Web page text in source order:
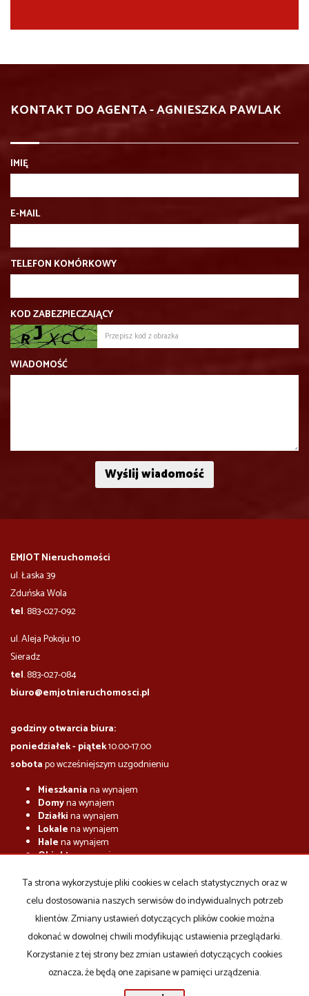
KONTAKT DO AGENTA - AGNIESZKA PAWLAK
IMIĘ
E-MAIL
TELEFON KOMÓRKOWY
KOD ZABEZPIECZAJĄCY
WIADOMOŚĆ
EMJOT Nieruchomości
ul. Łaska 39
Zduńska Wola
tel. 883-027-092
ul. Aleja Pokoju 10
​​​​​Sieradz
tel. 883-027-084
biuro@emjotnieruchomosci.pl
godziny otwarcia biura:
poniedziałek - piątek10.00-17.00
sobotapo wcześniejszym uzgodnieniu
Mieszkaniana wynajem
Domyna wynajem
Działkina wynajem
Lokalena wynajem
Halena wynajem
Obiektyna wynajem
Mieszkaniana sprzedaż
na sprzedaż
Działkina sprzedaż
Lokalena sprzedaż
Halena sprzedaż
Obiektyna sprzedaż
Ta strona wykorzystuje pliki cookies w celach statystycznych oraz w
celu dostosowania naszych serwisów do indywidualnych potrzeb
klientów. Zmiany ustawień dotyczących plików cookie można
dokonać w dowolnej chwili modyfikując ustawienia przeglądarki.
Korzystanie z tej strony bez zmian ustawień dotyczących cookies
oznacza, że będą one zapisane w pamięci urządzenia.